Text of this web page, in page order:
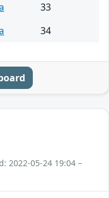
33
34
2022-05-24 19:04 –